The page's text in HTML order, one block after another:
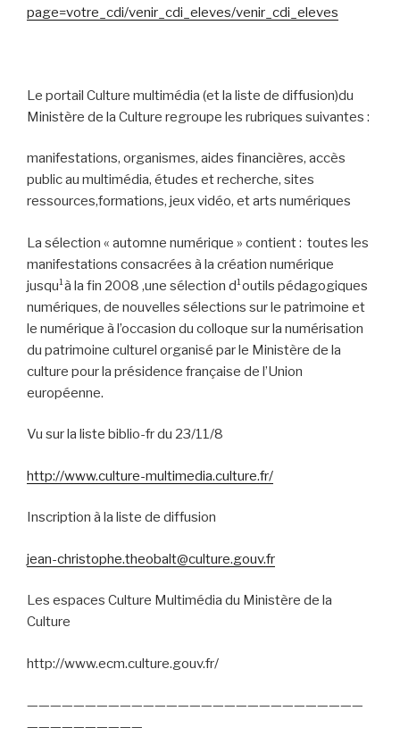
page=votre_cdi/venir_cdi_eleves/venir_cdi_eleves
Le portail Culture multimédia (et la liste de diffusion)du
Ministère de la Culture regroupe les rubriques suivantes :
manifestations, organismes, aides financières, accès
public au multimédia, études et recherche, sites
ressources,formations, jeux vidéo, et arts numériques
La sélection « automne numérique » contient : toutes les
manifestations consacrées à la création numérique
jusqu¹à la fin 2008 ,une sélection d¹outils pédagogiques
numériques, de nouvelles sélections sur le patrimoine et
le numérique à l’occasion du colloque sur la numérisation
du patrimoine culturel organisé par le Ministère de la
culture pour la présidence française de l’Union
européenne.
Vu sur la liste biblio-fr du 23/11/8
http://www.culture-multimedia.culture.fr/
Inscription à la liste de diffusion
jean-christophe.theobalt@culture.gouv.fr
Les espaces Culture Multimédia du Ministère de la
Culture
http://www.ecm.culture.gouv.fr/
—————————————————————————————
——————————